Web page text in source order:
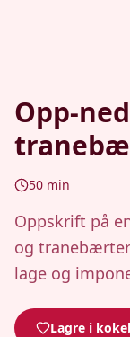
Opp-
50 min
Oppskrift på
og
lage og
Lagre i